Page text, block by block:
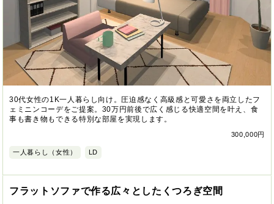
30代女性の1K一人暮らし向け。圧迫感なく高級感と可愛さを両立したフ
ェミニンコーデをご提案。30万円前後で広く感じる快適空間を叶え、食
事も書き物もできる特別な部屋を実現します。
300,000円
一人暮らし（女性） LD
フラットソファで作る広々としたくつろぎ空間